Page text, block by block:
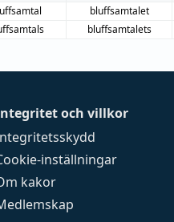
bluffsamtalet
bluffsamtalets
och villkor
inställningar
kakor